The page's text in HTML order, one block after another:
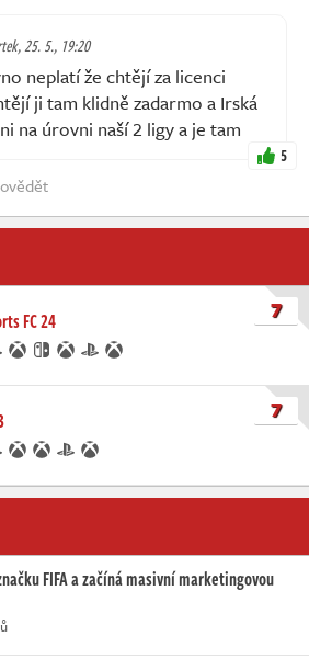
25. 5., 19:20
neplatí že chtějí za licenci
ji tam klidně zadarmo a Irská
na úrovni naší 2 ligy a je tam
5
FC 24 7
7
FIFA a začíná masivní marketingovou